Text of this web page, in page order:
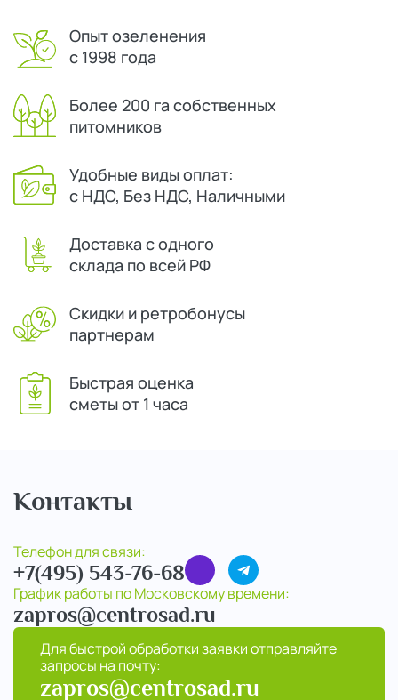
Опыт озеленения
с 1998 года
Более 200 га собственных
питомников
Удобные виды оплат:
с НДС, Без НДС, Наличными
Доставка с одного
склада по всей РФ
Скидки и ретробонусы
партнерам
Быстрая оценка
сметы от 1 часа
Контакты
Телефон для связи:
+7(495) 543-76-68
График работы по Московскому времени:
zapros@centrosad.ru
Для быстрой обработки заявки отправляйте
запросы на почту:
zapros@centrosad.ru